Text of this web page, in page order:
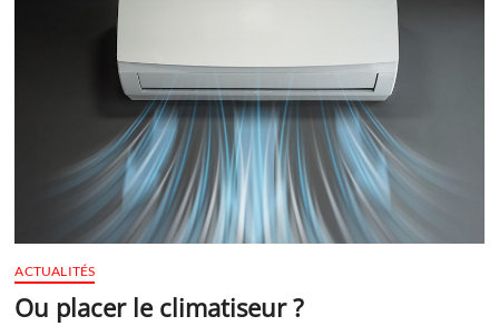
société
ACTUALITÉS
Ou placer le climatiseur ?